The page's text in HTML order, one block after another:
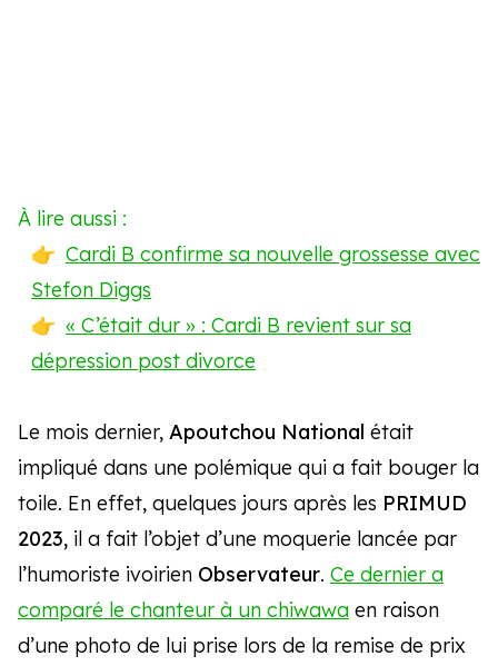
Le mois dernier, Apoutchou National était
impliqué dans une polémique qui a fait bouger la
toile. En effet, quelques jours après les PRIMUD
2023, il a fait l’objet d’une moquerie lancée par
l’humoriste ivoirien Observateur. Ce dernier a
comparé le chanteur à un chiwawa en raison
d’une photo de lui prise lors de la remise de prix
À lire aussi :
Cardi B confirme sa nouvelle grossesse avec
Stefon Diggs
« C’était dur » : Cardi B revient sur sa
dépression post divorce